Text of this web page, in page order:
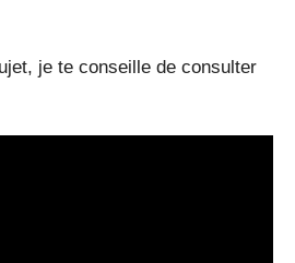
je te conseille de consulter